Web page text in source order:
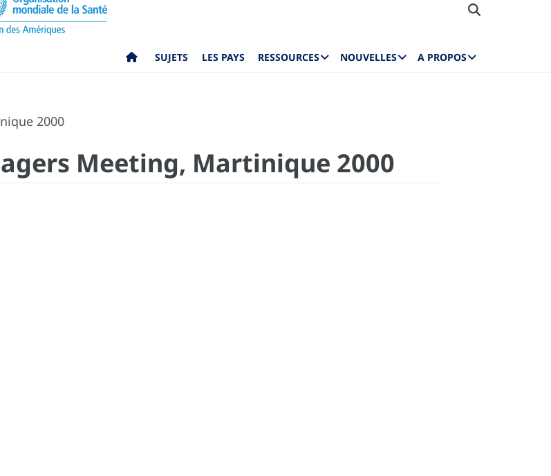
SUJETS LES PAYS RESSOURCES NOUVELLES A PROPOS
2000
Meeting, Martinique 2000